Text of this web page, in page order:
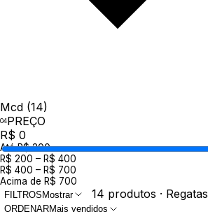
Mcd (14)
PREÇO
R$ 0
Até R$ 200
R$ 200 – R$ 400
R$ 400 – R$ 700
Acima de R$ 700
FILTROS Mostrar 14 produtos · Regatas
ORDENARMais vendidos